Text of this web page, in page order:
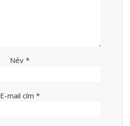
Név *
E-mail cím *